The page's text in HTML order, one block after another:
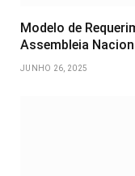
Modelo de
Assembleia
JUNHO 26, 2025